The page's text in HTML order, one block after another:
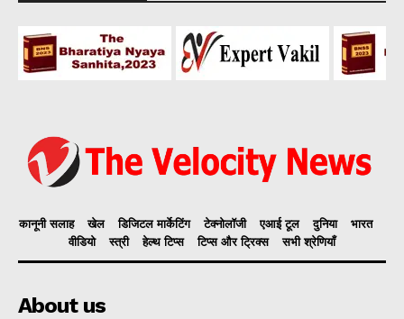
कानूनी सलाह खेल डिजिटल मार्केटिंग टेक्नोलॉजी एआई टूल दुनिया
भारत
वीडियो
स्त्री हेल्थ टिप्स टिप्स और ट्रिक्स सभी श्रेणियाँ
About us